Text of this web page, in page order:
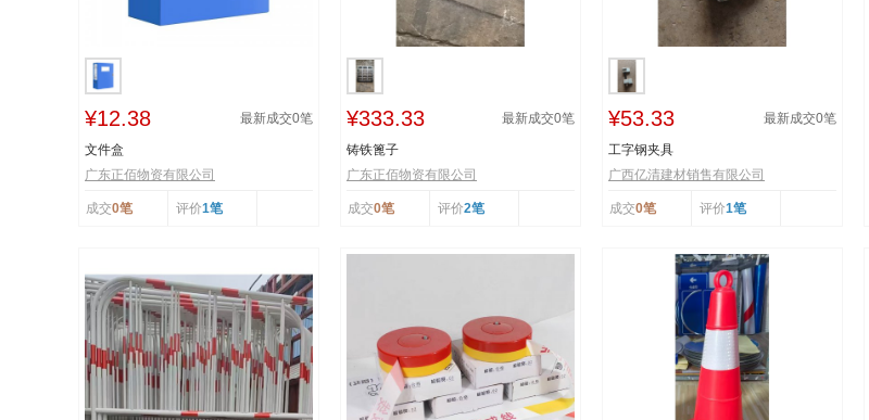
¥12.38 最新成交0笔
文件盒
广东正佰物资有限公司
成交0笔 评价1笔
¥333.33 最新成交0笔
铸铁篦子
广东正佰物资有限公司
成交0笔 评价2笔
¥53.33 最新成交0笔
工字钢夹具
广西亿清建材销售有限公司
成交0笔 评价1笔